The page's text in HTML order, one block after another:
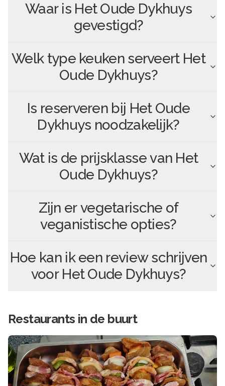
Waar is Het Oude Dykhuys
gevestigd?
Welk type keuken serveert Het
Oude Dykhuys?
Is reserveren bij Het Oude
Dykhuys noodzakelijk?
Wat is de prijsklasse van Het
Oude Dykhuys?
Zijn er vegetarische of
veganistische opties?
Hoe kan ik een review schrijven
voor Het Oude Dykhuys?
Restaurants in de buurt